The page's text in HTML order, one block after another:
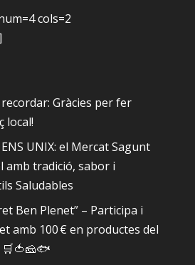
cols=2
Gràcies per fer
local!
UNIX: el Mercat Sagunt
amb tradició, sabor i
Saludables
Ben Plenet” – Participa i
amb 100 € en productes del